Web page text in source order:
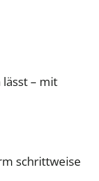
– mit
schrittweise